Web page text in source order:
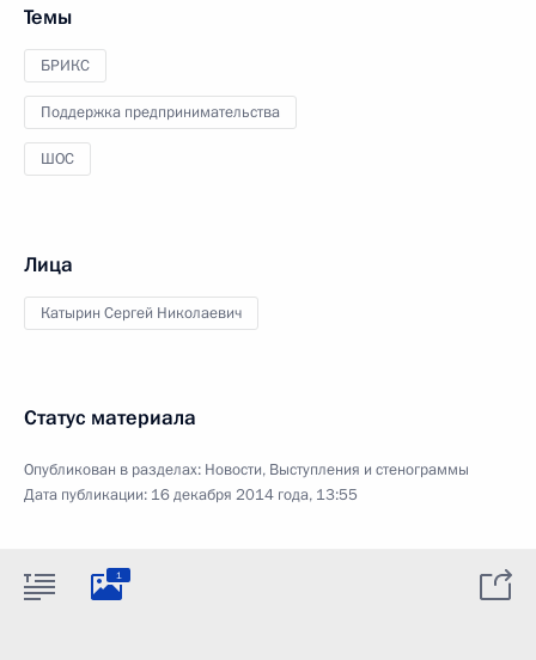
Темы
БРИКС
Поддержка предпринимательства
ШОС
Лица
Катырин Сергей Николаевич
Статус материала
Опубликован в разделах: Новости, Выступления и стенограммы
Дата публикации: 16 декабря 2014 года, 13:55
1